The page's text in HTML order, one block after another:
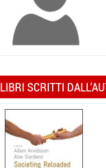
LIBRI SCRITTI